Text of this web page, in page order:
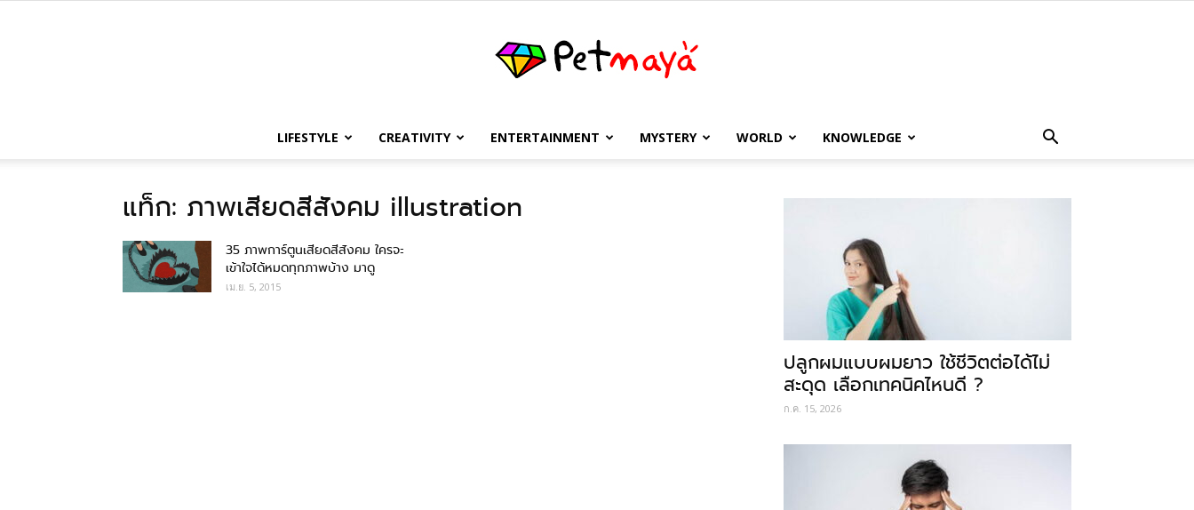
เพชร
LIFESTYLE CREATIVITY ENTERTAINMENT MYSTERY WORLD KNOWLEDGE
แท็ก: ภาพเสียดสีสังคม illustration
35 ภาพการ์ตูนเสียดสีสังคม ใครจะ
เข้าใจได้หมดทุกภาพบ้าง มาดู
เม.ย. 5, 2015
ปลูกผมแบบผมยาว ใช้ชีวิตต่อได้ไม่
สะดุด เลือกเทคนิคไหนดี ?
ก.ค. 15, 2026